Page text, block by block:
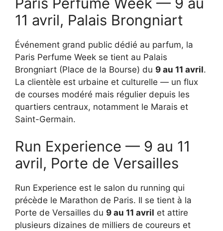
11 avril, Palais Brongniart
Événement grand public dédié au parfum, la
Paris Perfume Week se tient au Palais
Brongniart (Place de la Bourse) du 9 au 11 avril.
La clientèle est urbaine et culturelle — un flux
de courses modéré mais régulier depuis les
quartiers centraux, notamment le Marais et
Saint-Germain.
Run Experience — 9 au 11
avril, Porte de Versailles
Run Experience est le salon du running qui
précède le Marathon de Paris. Il se tient à la
Porte de Versailles du 9 au 11 avril et attire
plusieurs dizaines de milliers de coureurs et